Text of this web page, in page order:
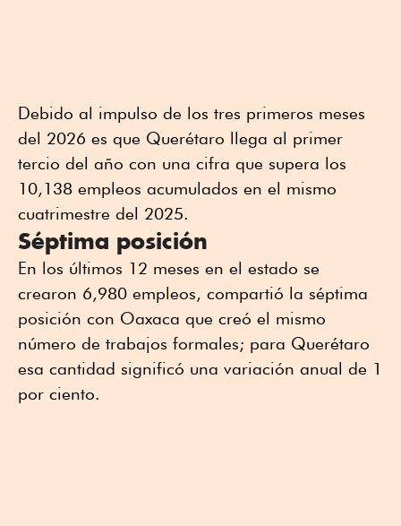
Debido al impulso de los tres primeros meses
del 2026 es que Querétaro llega al primer
tercio del año con una cifra que supera los
10,138 empleos acumulados en el mismo
cuatrimestre del 2025.
Séptima posición
En los últimos 12 meses en el estado se
crearon 6,980 empleos, compartió la séptima
posición con Oaxaca que creó el mismo
número de trabajos formales; para Querétaro
esa cantidad significó una variación anual de 1
por ciento.